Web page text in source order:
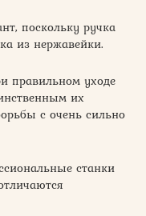
поскольку ручка
из нержавейки.
правильном уходе
их
с очень сильно
станки